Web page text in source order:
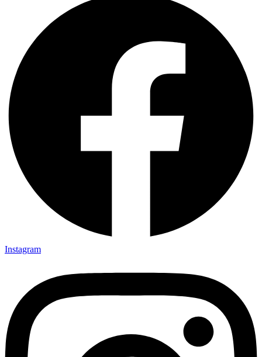
Instagram